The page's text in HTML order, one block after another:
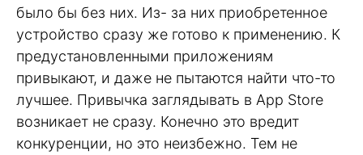
было бы без них. Из- за них приобретенное
устройство сразу же готово к применению. К
предустановленными приложениям
привыкают, и даже не пытаются найти что-то
лучшее. Привычка заглядывать в App Store
возникает не сразу. Конечно это вредит
конкуренции, но это неизбежно. Тем не